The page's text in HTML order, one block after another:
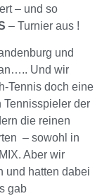
– und so
– Turnier aus !
und
Und wir
Tennis doch eine
der
die reinen
– sowohl in
Aber wir
und hatten dabei
gab